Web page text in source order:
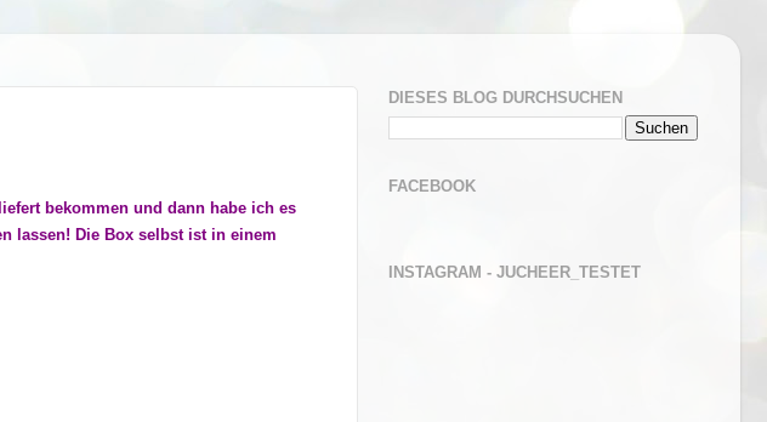
bekommen und dann habe ich es
lassen! Die Box selbst ist in einem
DIESES BLOG DURCHSUCHEN
FACEBOOK
INSTAGRAM - JUCHEER_TESTET